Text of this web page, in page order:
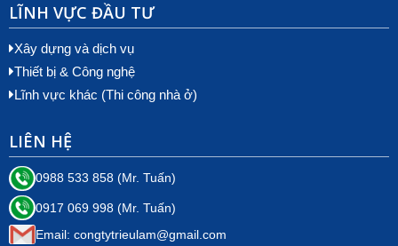
LĨNH VỰC ĐẦU TƯ
Xây dựng và dịch vụ
Thiết bị & Công nghệ
Lĩnh vực khác (Thi công nhà ở)
LIÊN HỆ
0988 533 858 (Mr. Tuấn)
0917 069 998 (Mr. Tuấn)
Email: congtytrieulam@gmail.com